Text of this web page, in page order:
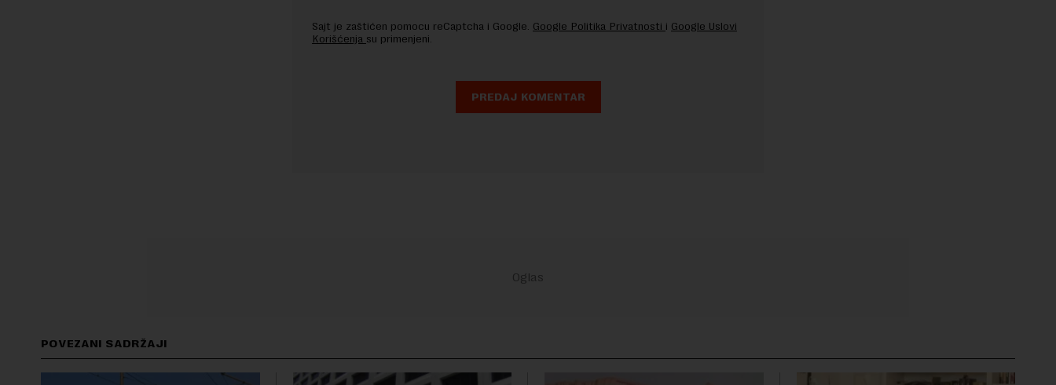
Sajt je zaštićen pomocu reCaptcha i Google. Google Politika Privatnosti i Google Uslovi
Korišćenja su primenjeni.
POVEZANI SADRŽAJI